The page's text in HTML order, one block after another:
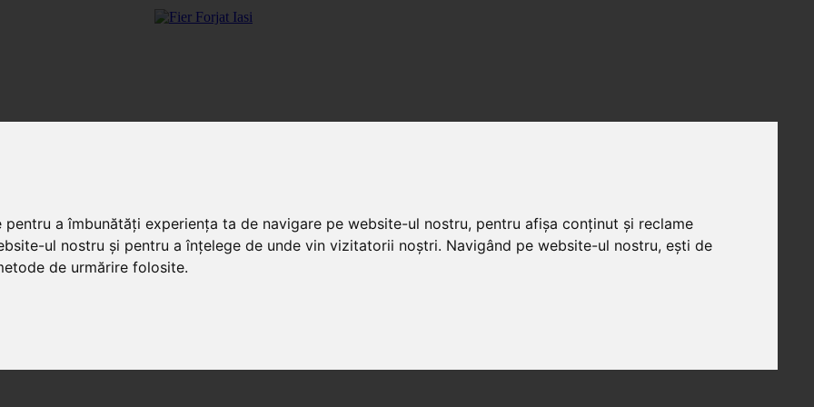
a îmbunătăți experiența ta de navigare pe website-ul nostru, pentru afișa conținut și reclame
ul nostru și pentru a înțelege de unde vin vizitatorii noștri. Navigând pe website-ul nostru, ești de
de urmărire folosite.